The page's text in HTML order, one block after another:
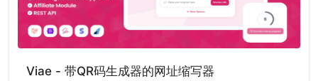
Viae - 带QR码生成器的网址缩写器